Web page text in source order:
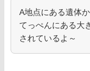
A地点にある遺体
てっぺんにある大
されているよ～